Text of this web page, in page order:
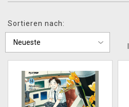
Sortieren nach: